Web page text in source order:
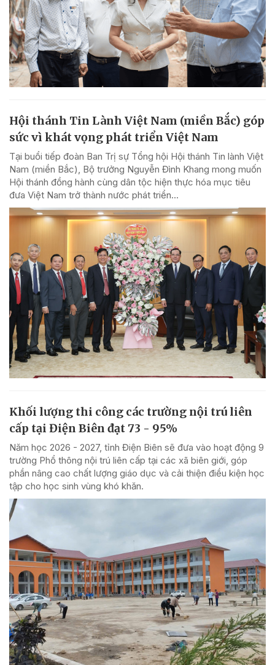
Hội thánh Tin Lành Việt Nam (miền Bắc) góp
sức vì khát vọng phát triển Việt Nam
Tại buổi tiếp đoàn Ban Trị sự Tổng hội Hội thánh Tin lành Việt
Nam (miền Bắc), Bộ trưởng Nguyễn Đình Khang mong muốn
Hội thánh đồng hành cùng dân tộc hiện thực hóa mục tiêu
đưa Việt Nam trở thành nước phát triển...
Khối lượng thi công các trường nội trú liên
cấp tại Điện Biên đạt 73 - 95%
Năm học 2026 - 2027, tỉnh Điện Biên sẽ đưa vào hoạt động 9
trường Phổ thông nội trú liên cấp tại các xã biên giới, góp
phần nâng cao chất lượng giáo dục và cải thiện điều kiện học
tập cho học sinh vùng khó khăn.